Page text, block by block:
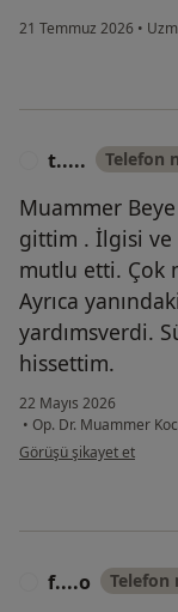
21 Temmuz 2026 •
t..... Telefon
Muammer
gittim . İlgisi ve
mutlu etti. Çok
Ayrıca
yardımsverdi.
hissettim.
22 Mayıs 2026
• Op. Dr. Muammer
kullanıcının görüşüne
Görüşü şikayet et
f....o Telefon